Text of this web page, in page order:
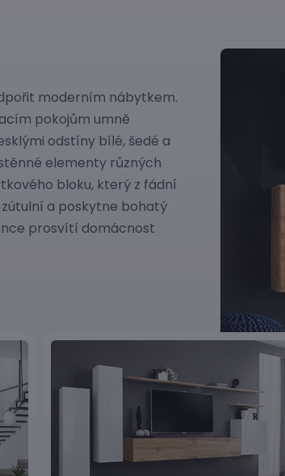
moderním nábytkem.
pokojům umně
odstíny bílé, šedé a
elementy různých
bloku, který z fádní
a poskytne bohatý
prosvítí domácnost